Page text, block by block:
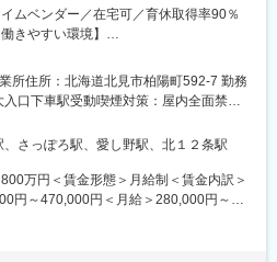
。入社後1か月くらいは出社中心でOJT
が、方針として、在宅中心の勤務体制
をしているため、実績に応じた評価を受
に合わせて、マネジメント、エキスパ
等、自分らしくキャリア選択ができま
ムベンダー／在宅可／育休取得率90％
きやすい環境】
連会社）と共にエッジデバイス、及び関
・設計・開発・評価を実施
割・責任
アとして上流設計から、設計、開発まで
所住所：北海道北見市柏陽町592-7 勤務
口下車駅受動喫煙対策：屋内全面禁煙
所住所：北海道札幌市北区北7条西4-12
勤務地最寄駅：ＪＲ線／札幌駅受動喫
事業所（リモートワークを行う場所を含
さっぽろ駅、愛し野駅、北１２条駅
万円＜賃金形態＞月給制＜賃金内訳＞
円～470,000円＜月給＞280,000円～